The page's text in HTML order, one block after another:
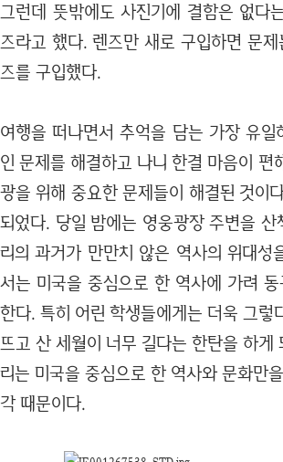
그런데 뜻밖에도 사진기에 결함은 없다
즈라고 했다. 렌즈만 새로 구입하면 문
즈를 구입했다.
여행을 떠나면서 추억을 담는 가장 유
인 문제를 해결하고 나니 한결 마음이
광을 위해 중요한 문제들이 해결된 것이
되었다. 당일 밤에는 영웅광장 주변을
리의 과거가 만만치 않은 역사의 위대
서는 미국을 중심으로 한 역사에 가려
한다. 특히 어린 학생들에게는 더욱 그
뜨고 산 세월이 너무 길다는 한탄을 하
리는 미국을 중심으로 한 역사와 문화만
각 때문이다.